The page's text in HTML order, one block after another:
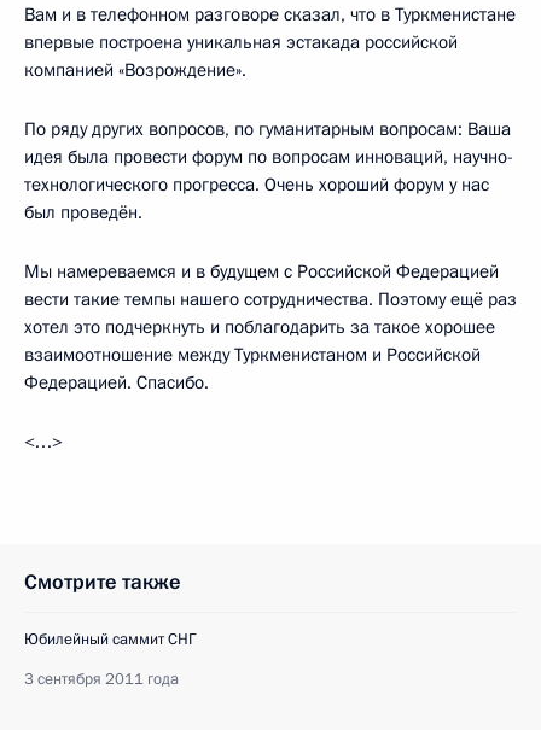
Вам и в телефонном разговоре сказал, что в Туркменистане
впервые построена уникальная эстакада российской
компанией «Возрождение».
По ряду других вопросов, по гуманитарным вопросам: Ваша
идея была провести форум по вопросам инноваций, научно-
технологического прогресса. Очень хороший форум у нас
был проведён.
Мы намереваемся и в будущем с Российской Федерацией
вести такие темпы нашего сотрудничества. Поэтому ещё раз
хотел это подчеркнуть и поблагодарить за такое хорошее
взаимоотношение между Туркменистаном и Российской
Федерацией. Спасибо.
<…>
Смотрите также
Юбилейный саммит СНГ
3 сентября 2011 года